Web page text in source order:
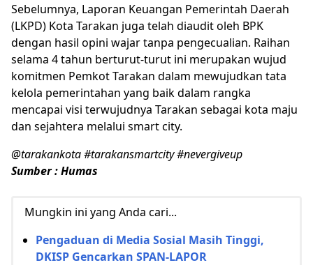
Sebelumnya, Laporan Keuangan Pemerintah Daerah
(LKPD) Kota Tarakan juga telah diaudit oleh BPK
dengan hasil opini wajar tanpa pengecualian. Raihan
selama 4 tahun berturut-turut ini merupakan wujud
komitmen Pemkot Tarakan dalam mewujudkan tata
kelola pemerintahan yang baik dalam rangka
mencapai visi terwujudnya Tarakan sebagai kota maju
dan sejahtera melalui smart city.
@tarakankota #tarakansmartcity #nevergiveup
Sumber : Humas
Mungkin ini yang Anda cari...
Pengaduan di Media Sosial Masih Tinggi,
DKISP Gencarkan SPAN-LAPOR